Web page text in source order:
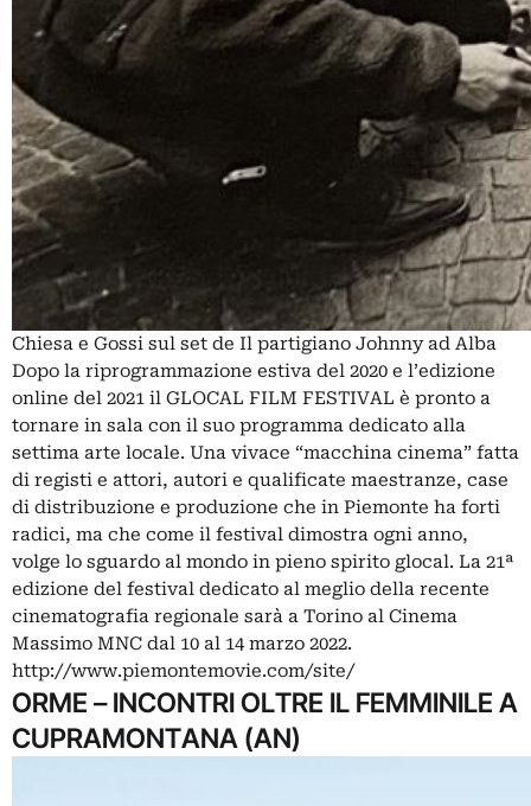
Chiesa e Gossi sul set de Il partigiano Johnny ad Alba
Dopo la riprogrammazione estiva del 2020 e l’edizione
online del 2021 il GLOCAL FILM FESTIVAL è pronto a
tornare in sala con il suo programma dedicato alla
settima arte locale. Una vivace “macchina cinema” fatta
di registi e attori, autori e qualificate maestranze, case
di distribuzione e produzione che in Piemonte ha forti
radici, ma che come il festival dimostra ogni anno,
volge lo sguardo al mondo in pieno spirito glocal. La 21ª
edizione del festival dedicato al meglio della recente
cinematografia regionale sarà a Torino al Cinema
Massimo MNC dal 10 al 14 marzo 2022.
http://www.piemontemovie.com/site/
ORME – INCONTRI OLTRE IL FEMMINILE A
CUPRAMONTANA (AN)